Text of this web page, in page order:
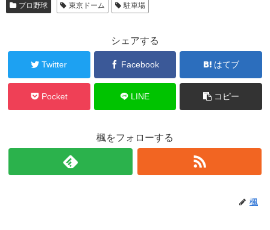
プロ野球 東京ドーム 駐車場
シェアする
Twitter Facebook はてブ
Pocket LINE コピー
楓をフォローする
楓